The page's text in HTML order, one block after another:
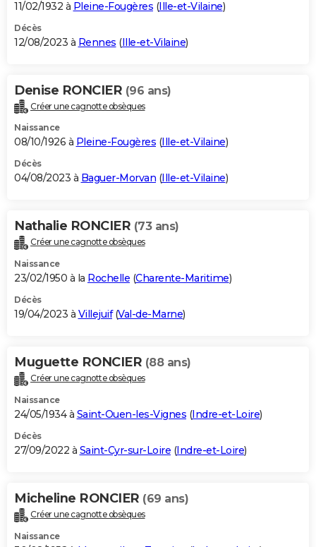
11/02/1932 à Pleine-Fougères (Ille-et-Vilaine)
Décès
12/08/2023 à Rennes (Ille-et-Vilaine)
Denise RONCIER (96 ans)
Créer une cagnotte obsèques
Naissance
08/10/1926 à Pleine-Fougères (Ille-et-Vilaine)
Décès
04/08/2023 à Baguer-Morvan (Ille-et-Vilaine)
Nathalie RONCIER (73 ans)
Créer une cagnotte obsèques
Naissance
23/02/1950 à la Rochelle (Charente-Maritime)
Décès
19/04/2023 à Villejuif(Val-de-Marne)
Muguette RONCIER (88 ans)
Créer une cagnotte obsèques
Naissance
24/05/1934 à Saint-Ouen-les-Vignes (Indre-et-Loire)
Décès
27/09/2022 à Saint-Cyr-sur-Loire (Indre-et-Loire)
Micheline RONCIER (69 ans)
Créer une cagnotte obsèques
Naissance